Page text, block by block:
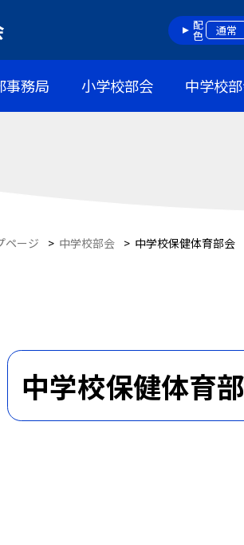
配色 通常
事務局 小学校部会 中学校
ページ > 中学校部会 > 中学校保健体育部会
中学校保健体育